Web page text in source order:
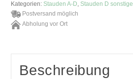
Kategorien: Stauden A-D Stauden D sonstige
Postversand möglich
Abholung vor Ort
Beschreibung